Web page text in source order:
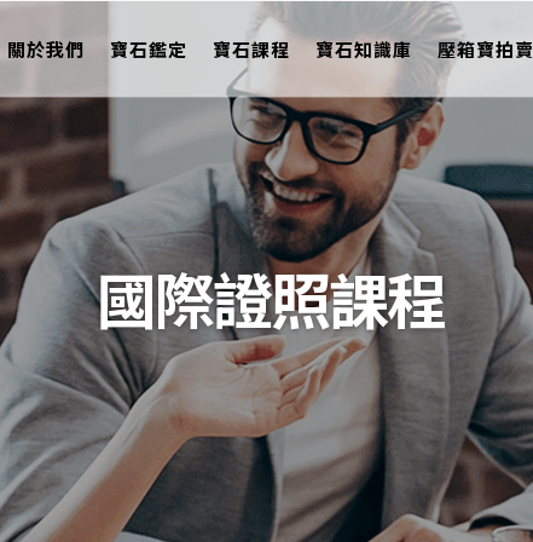
關於我們 寶石鑑定 寶石課程 寶石知識庫 壓箱寶拍賣
國際證照課程